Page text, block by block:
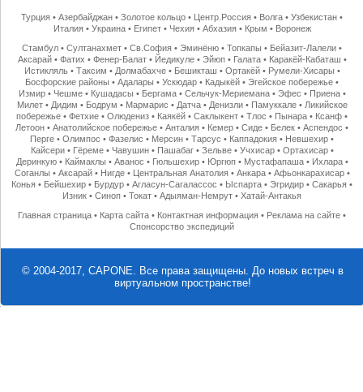
Турция •Азербайджан •Золотое кольцо • Центр.Россия • Волга •Узбекистан •
Италия• Украина• Египет• Чехия• Абхазия• Крым • Воронеж
Стамбул •Султанахмет •Св.София •Эминёню •Топкапы • Бейазит-Лалели •
Аксарай• Фатих • Фенер-Балат• Йедикуле• Эйюп• Галата• Каракёй-Кабаташ •
Истикляль• Таксим • Долмабахче• Бешикташ • Ортакёй• Румели-Хисары •
Босфорские районы •Адалары •Ускюдар • Кадыкёй •Эгейское побережье •
Измир• Чешме• Кушадасы • Бергама• Сельчук-Мериемана• Эфес • Приена•
Милет• Дидим • Бодрум • Мармарис • Датча• Денизли• Памуккале• Ликийское
побережье •Фетхие •Олюдениз • Каякёй •Саклыкент •Тлос • Пынара • Ксанф •
Летоон •Анатолийское побережье •Анталия • Кемер •Сиде • Белек •Аспендос •
Перге •Олимпос •Фазелис • Мерсин •Тарсус • Каппадокия • Невшехир •
Кайсери• Гёреме• Чавушин• Пашабаг• Зельве• Учхисар• Ортахисар•
Деринкую• Каймаклы • Аванос • Гюльшехир• Юргюп• Мустафапаша• Ихлара•
Соганлы • Аксарай• Нигде• Центральная Анатолия• Анкара• Афьонкарахисар•
Конья • Бейшехир • Бурдур •Агласун-Сагалассос • Ыспарта •Эгридир •Сакарья •
Изник •Синоп •Токат •Адыяман-Немрут •Хатай-Антакья
Главная страница • Карта сайта • Контактная информация • Реклама на сайте •
Спонсорство экспедиций
© 2004-2017, CAPONE. Все права защищены. До новых встреч в
виртуальном пространстве!